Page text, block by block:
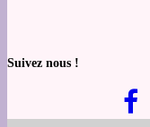
Suivez nous !